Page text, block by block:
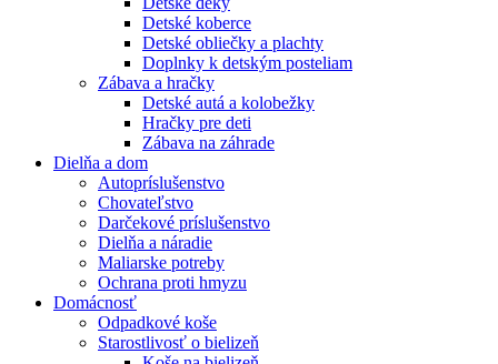
Detské koberce
Detské obliečky a plachty
Doplnky k detským posteliam
Zábava a hračky
Detské autá a kolobežky
Hračky pre deti
Zábava na záhrade
Dielňa a dom
Autopríslušenstvo
Chovateľstvo
Darčekové príslušenstvo
Dielňa a náradie
Maliarske potreby
Ochrana proti hmyzu
Domácnosť
Odpadkové koše
Starostlivosť o bielizeň